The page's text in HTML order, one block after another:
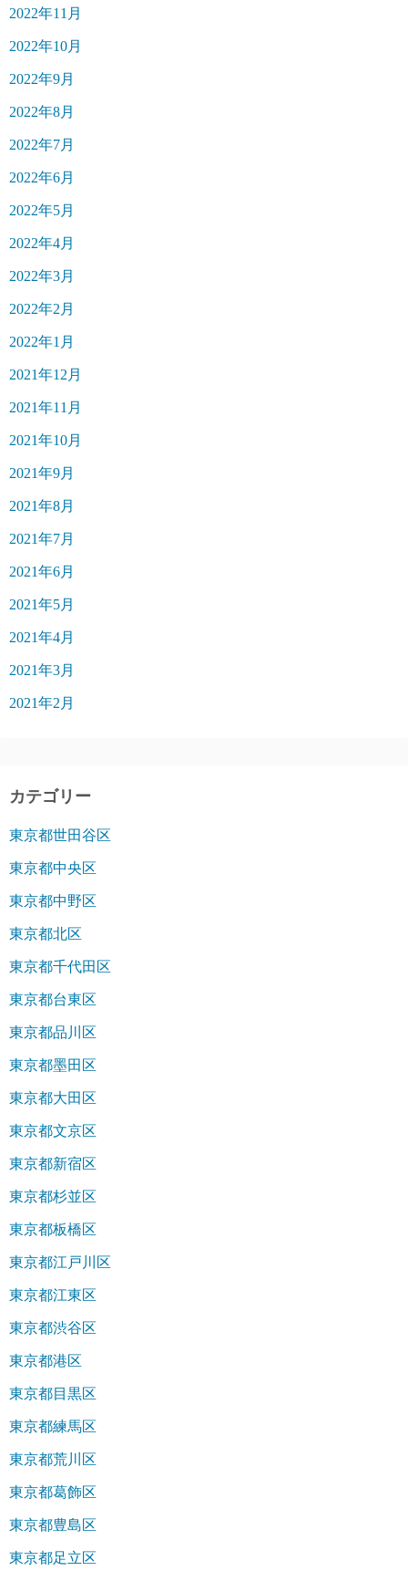
2022年11月
2022年10月
2022年9月
2022年8月
2022年7月
2022年6月
2022年5月
2022年4月
2022年3月
2022年2月
2022年1月
2021年12月
2021年11月
2021年10月
2021年9月
2021年8月
2021年7月
2021年6月
2021年5月
2021年4月
2021年3月
2021年2月
カテゴリー
東京都世田谷区
東京都中央区
東京都中野区
東京都北区
東京都千代田区
東京都台東区
東京都品川区
東京都墨田区
東京都大田区
東京都文京区
東京都新宿区
東京都杉並区
東京都板橋区
東京都江戸川区
東京都江東区
東京都渋谷区
東京都港区
東京都目黒区
東京都練馬区
東京都荒川区
東京都葛飾区
東京都豊島区
東京都足立区